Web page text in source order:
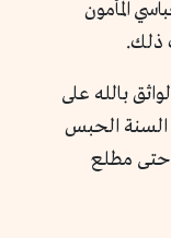
المأمون
ذلك.
بالله على
السنة الحبس
حتى مطلع